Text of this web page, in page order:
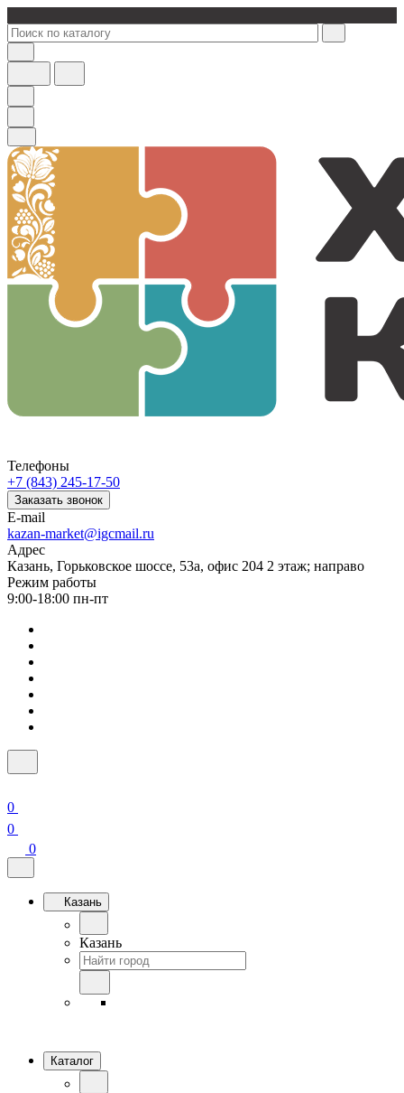
Телефоны
+7 (843) 245-17-50
Заказать звонок
E-mail
kazan-market@igcmail.ru
Адрес
Казань, ​Горьковское шоссе, 53а, офис 204 2 этаж; направо
Режим работы
9:00-18:00 пн-пт
0
0
0
Казань
Казань
Каталог